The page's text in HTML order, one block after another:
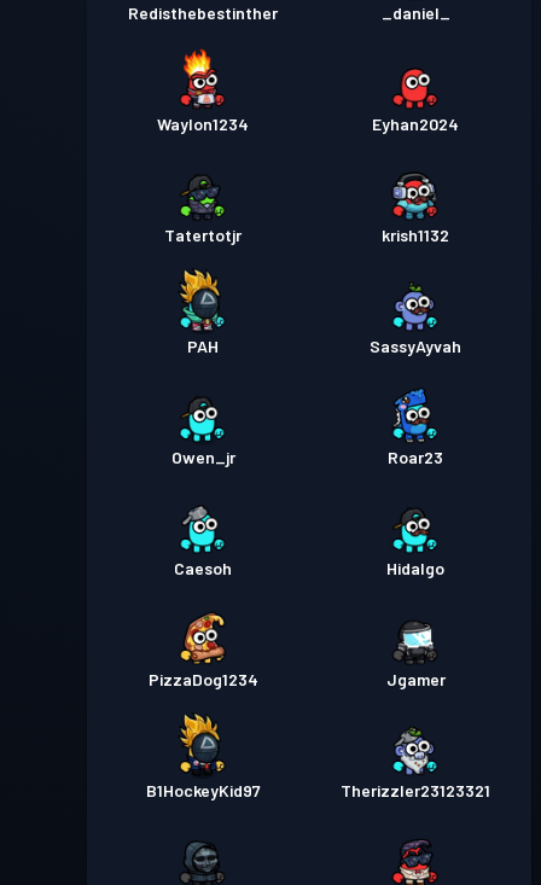
Redisthebestinther _daniel_
Waylon1234 Eyhan2024
Tatertotjr krish1132
PAH SassyAyvah
Owen_jr Roar23
Caesoh Hidalgo
PizzaDog1234 Jgamer
B1HockeyKid97 Therizzler23123321